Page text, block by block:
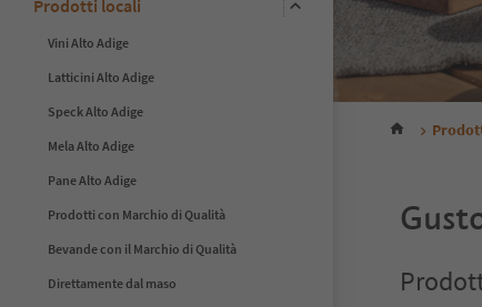
Prodotti locali
Vini Alto Adige
Latticini Alto Adige
Speck Alto Adige
Mela Alto Adige
Pane Alto Adige
Prodotti con Marchio di Qualità
Bevande con il Marchio di Qualità
Direttamente dal maso